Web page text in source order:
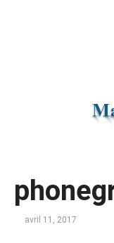
avril 11, 2017